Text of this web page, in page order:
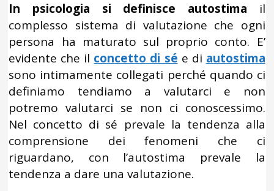
In psicologia si definisce autostima il
complesso sistema di valutazione che ogni
persona ha maturato sul proprio conto. E’
evidente che il concetto di sé e di autostima
sono intimamente collegati perché quando ci
definiamo tendiamo a valutarci e non
potremo valutarci se non ci conoscessimo.
Nel concetto di sé prevale la tendenza alla
comprensione dei fenomeni che ci
riguardano, con l’autostima prevale la
tendenza a dare una valutazione.